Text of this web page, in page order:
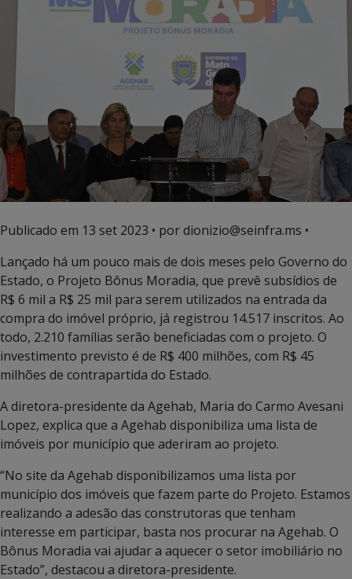
Publicado em 13 set 2023 • por dionizio@seinfra.ms •
Lançado há um pouco mais de dois meses pelo Governo do
Estado, o Projeto Bônus Moradia, que prevê subsídios de
R$ 6 mil a R$ 25 mil para serem utilizados na entrada da
compra do imóvel próprio, já registrou 14.517 inscritos. Ao
todo, 2.210 famílias serão beneficiadas com o projeto. O
investimento previsto é de R$ 400 milhões, com R$ 45
milhões de contrapartida do Estado.
A diretora-presidente da Agehab, Maria do Carmo Avesani
Lopez, explica que a Agehab disponibiliza uma lista de
imóveis por município que aderiram ao projeto.
“No site da Agehab disponibilizamos uma lista por
município dos imóveis que fazem parte do Projeto. Estamos
realizando a adesão das construtoras que tenham
interesse em participar, basta nos procurar na Agehab. O
Bônus Moradia vai ajudar a aquecer o setor imobiliário no
Estado”, destacou a diretora-presidente.